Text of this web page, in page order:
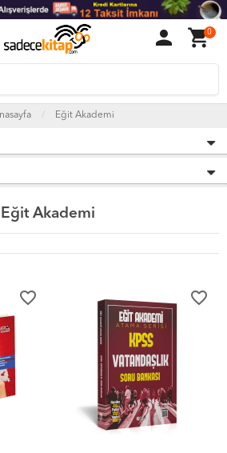
person shopping_cart0
Eğit Akademi
Eğit Akademi
favorite_border favorite_border